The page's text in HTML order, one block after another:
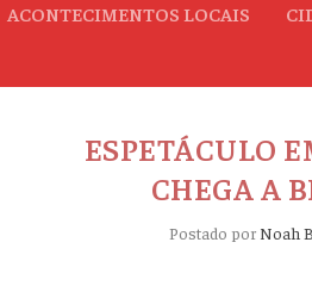
ACONTECIMENTOS LOCAIS
ESPETÁCULO
CHEGA A
Postado por Noah